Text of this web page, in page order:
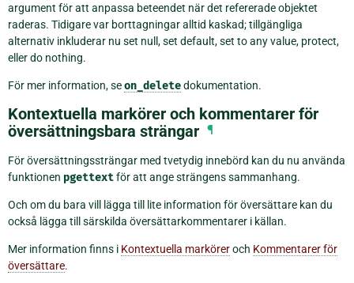
argument för att anpassa beteendet när det refererade objektet
raderas. Tidigare var borttagningar alltid kaskad; tillgängliga
alternativ inkluderar nu set null, set default, set to any value, protect,
eller do nothing.
För mer information, seon_deletedokumentation.
Kontextuella markörer och kommentarer för
översättningsbara strängar ¶
För översättningssträngar med tvetydig innebörd kan du nu använda
funktionen pgettextför att ange strängens sammanhang.
Och om du bara vill lägga till lite information för översättare kan du
också lägga till särskilda översättarkommentarer i källan.
Mer information finns i Kontextuella marköreroch Kommentarer för
översättare.